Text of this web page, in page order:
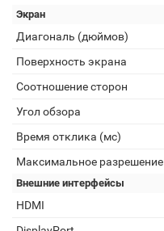
Экран
Диагональ (дюймов)
Поверхность экрана
Соотношение сторон
Угол обзора
Время отклика (мс)
Максимальное разрешение
Внешние интерфейсы
HDMI